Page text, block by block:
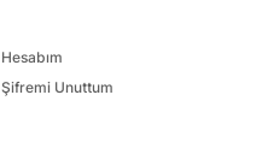
Hesabım
Şifremi Unuttum